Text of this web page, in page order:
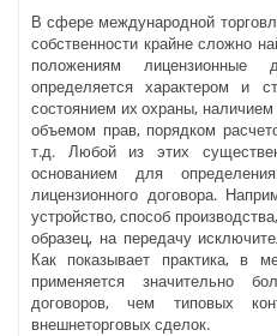
В сфере международной
собственности крайне сложно
положениям лицензионные
определяется характером и
состоянием их охраны,
объемом прав, порядком
т.д. Любой из этих
основанием для
лицензионного договора.
устройство, способ
образец, на передачу
Как показывает практика, в
применяется значительно
договоров, чем типовых
внешнеторговых сделок.